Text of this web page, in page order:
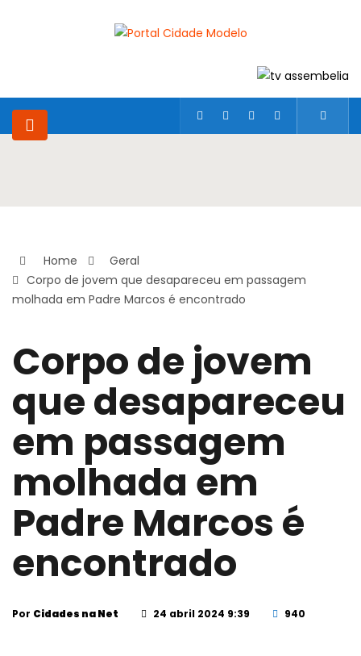
Home
Geral
Corpo de jovem que desapareceu em passagem
molhada em Padre Marcos é encontrado
Corpo de jovem
que desapareceu
em passagem
molhada em
Padre Marcos é
encontrado
Por Cidades na Net 24 abril 2024 9:39 940